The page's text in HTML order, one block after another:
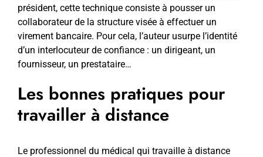
président, cette technique consiste à pousser un
collaborateur de la structure visée à effectuer un
virement bancaire. Pour cela, l’auteur usurpe l’identité
d’un interlocuteur de confiance : un dirigeant, un
fournisseur, un prestataire…
Les bonnes pratiques pour
travailler à distance
Le professionnel du médical qui travaille à distance